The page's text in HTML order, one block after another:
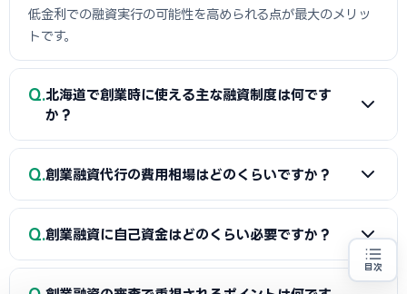
低金利での融資実行の可能性を高められる点が最大のメリッ
トです。
Q 北海道で創業時に使える主な融資制度は何です
か？
A
日本政策金融公庫の「新規開業資金」、信用保証協会の
薦の「マル経融資」などが中心です。実績の浅い創業期で
も、原則無担保・無保証人で利用できる制度が複数ありま
Q 創業融資代行の費用相場はどのくらいですか？
A
一般的に「着手金（無料〜数万円）＋成功報酬（融資実
行額の2〜5%程度）」の体系が多く、完全成功報酬型の事務
所もあります。融資額や難易度で異なるため、契約前に見積
Q 創業融資に自己資金はどのくらい必要ですか？
A 制度上の自己資金要件は緩和傾向にありますが、実務で
目次
専門家に無料相談する お近くの専門家を探す